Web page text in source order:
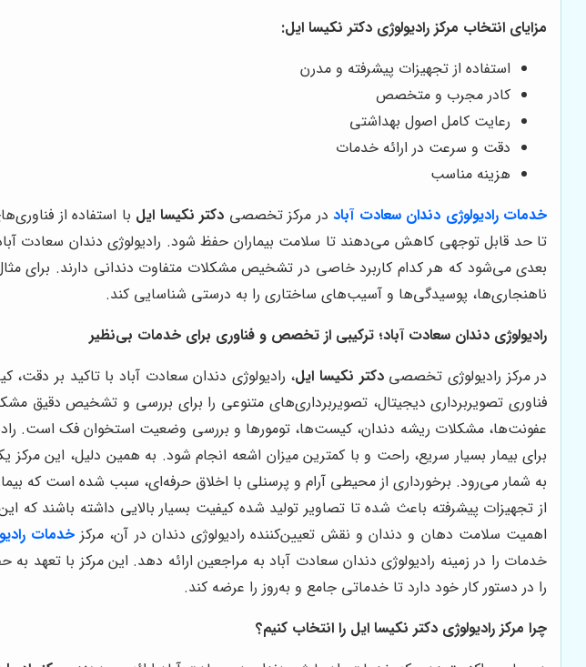
مزایای انتخاب مرکز رادیولوژی دکتر نکیسا ایل:
استفاده از تجهیزات پیشرفته و مدرن
کادر مجرب و متخصص
رعایت کامل اصول بهداشتی
دقت و سرعت در ارائه خدمات
هزینه مناسب
خدمات رادیولوژی دندان سعادت آباددر مرکز تخصصی دکتر نکیسا ایل با استفاده از
تا حد قابل توجهی کاهش می‌دهند تا سلامت بیماران حفظ شود. رادیولوژی دندان سعادت
بعدی می‌شود که هر کدام کاربرد خاصی در تشخیص مشکلات متفاوت دندانی دارند. برای
ناهنجاری‌ها، پوسیدگی‌ها و آسیب‌های ساختاری را به درستی شناسایی کند.
رادیولوژی دندان سعادت آباد؛ ترکیبی از تخصص و فناوری برای خدمات بی‌نظیر
در مرکز رادیولوژی تخصصیدکتر نکیسا ایل، رادیولوژی دندان سعادت آباد با تاکید بر
فناوری تصویربرداری دیجیتال، تصویربرداری‌های متنوعی را برای بررسی و تشخیص
عفونت‌ها، مشکلات ریشه دندان، کیست‌ها، تومورها و بررسی وضعیت استخوان فک است.
برای بیمار بسیار سریع، راحت و با کمترین میزان اشعه انجام شود. به همین دلیل، این
به شمار می‌رود. برخورداری از محیطی آرام و پرسنلی با اخلاق حرفه‌ای، سبب شده است که
از تجهیزات پیشرفته باعث شده تا تصاویر تولید شده کیفیت بسیار بالایی داشته باشند
اهمیت سلامت دهان و دندان و نقش تعیین‌کننده رادیولوژی دندان در آن، مرکزخدمات
خدمات را در زمینه رادیولوژی دندان سعادت آباد به مراجعین ارائه دهد. این مرکز با
را در دستور کار خود دارد تا خدماتی جامع و به‌روز را عرضه کند.
چرا مرکز رادیولوژی دکتر نکیسا ایل را انتخاب کنیم؟